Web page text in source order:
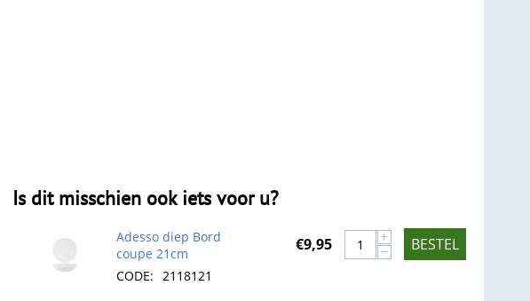
Is dit misschien ook iets voor u?
Adesso diep Bord
coupe 21cm
CODE: 2118121
€9,95 +
− BESTEL